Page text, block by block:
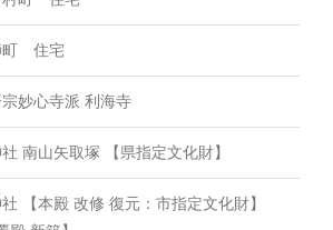
町 住宅
妙心寺派 利海寺
南山矢取塚 【県指定文化財】
【本殿 改修 復元：市指定文化財】